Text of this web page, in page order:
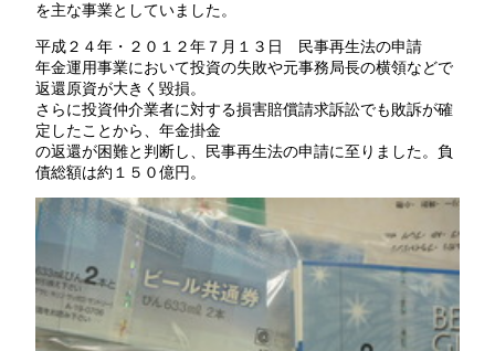
を主な事業としていました。
平成２４年・２０１２年７月１３日 民事再生法の申請
年金運用事業において投資の失敗や元事務局長の横領などで
返還原資が大きく毀損。
さらに投資仲介業者に対する損害賠償請求訴訟でも敗訴が確
定したことから、年金掛金
の返還が困難と判断し、民事再生法の申請に至りました。負
債総額は約１５０億円。